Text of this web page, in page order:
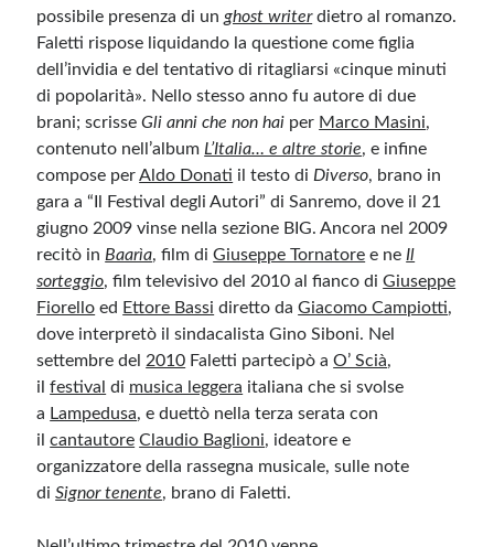
possibile presenza di un ghost writerdietro al romanzo.
Faletti rispose liquidando la questione come figlia
dell’invidia e del tentativo di ritagliarsi «cinque minuti
di popolarità». Nello stesso anno fu autore di due
brani; scrisseGli anni che non hai per Marco Masini,
contenuto nell’album L’Italia… e altre storie, e infine
compose perAldo Donati il testo di Diverso, brano in
gara a “Il Festival degli Autori” di Sanremo, dove il 21
giugno 2009 vinse nella sezione BIG. Ancora nel 2009
recitò in Baarìa, film diGiuseppe Tornatore e ne Il
sorteggio, film televisivo del 2010 al fianco diGiuseppe
Fiorello ed Ettore Bassi diretto daGiacomo Campiotti,
dove interpretò il sindacalista Gino Siboni. Nel
settembre del 2010 Faletti partecipò aO’ Scià,
ilfestival di musica leggera italiana che si svolse
a Lampedusa, e duettò nella terza serata con
ilcantautore Claudio Baglioni, ideatore e
organizzatore della rassegna musicale, sulle note
diSignor tenente, brano di Faletti.